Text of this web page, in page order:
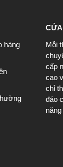
hàng
Mỗi
cấp
cao
chỉ
đáo